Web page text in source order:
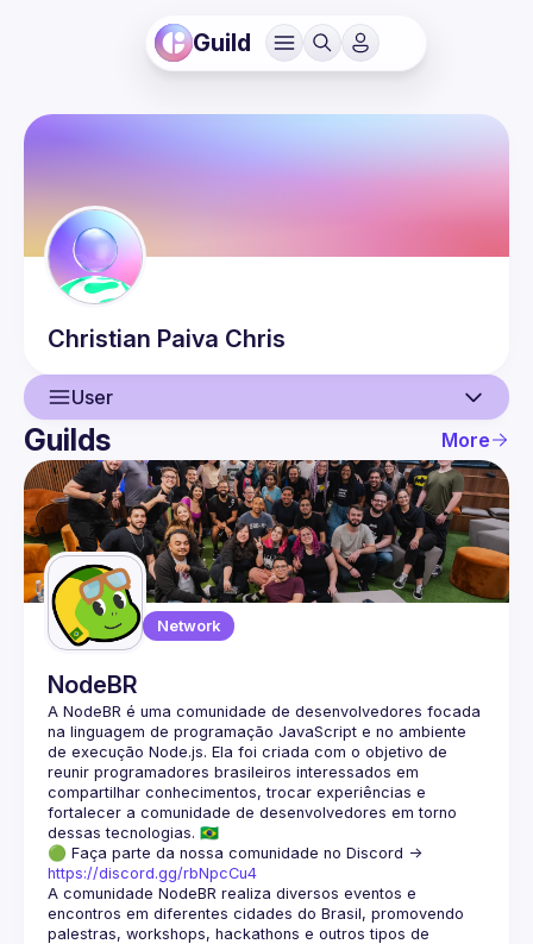
Guild
Christian Paiva Chris
User
User
Events
Guilds
Guilds More
Network
NodeBR
A NodeBR é uma comunidade de desenvolvedores focada
na linguagem de programação JavaScript e no ambiente
de execução Node.js. Ela foi criada com o objetivo de
reunir programadores brasileiros interessados em
compartilhar conhecimentos, trocar experiências e
fortalecer a comunidade de desenvolvedores em torno
🟢 Faça parte da nossa comunidade no Discord ->
https://discord.gg/rbNpcCu4
A comunidade NodeBR realiza diversos eventos e
encontros em diferentes cidades do Brasil, promovendo
palestras, workshops, hackathons e outros tipos de